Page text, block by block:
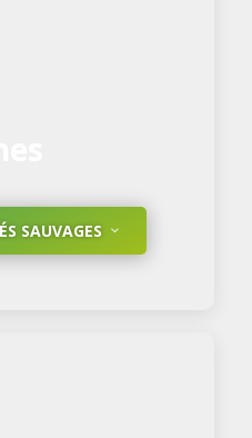
SAUVAGES